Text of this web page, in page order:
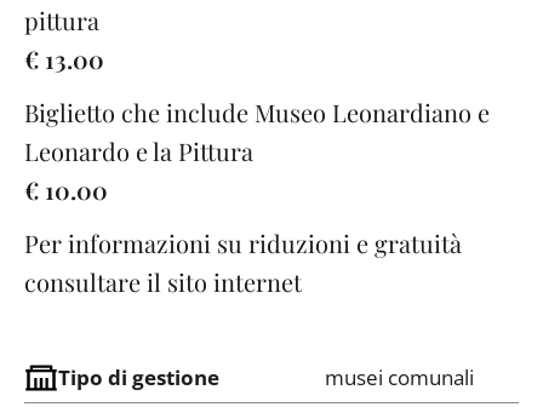
pittura
€ 13.00
Biglietto che include Museo Leonardiano e
Leonardo e la Pittura
€ 10.00
Per informazioni su riduzioni e gratuità
consultare il sito internet
Tipo di gestione musei comunali